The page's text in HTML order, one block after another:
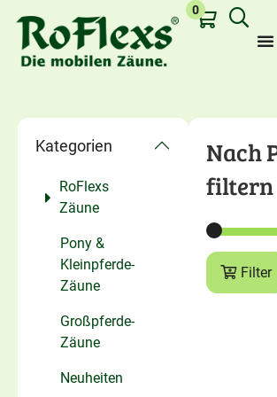
0
Zuletzt angesehen:
Kategorien
RoFlexs
Zäune
Pony &
Kleinpferde-
Zäune
Großpferde-
Zäune
Neuheiten
Nach
filtern
Filter